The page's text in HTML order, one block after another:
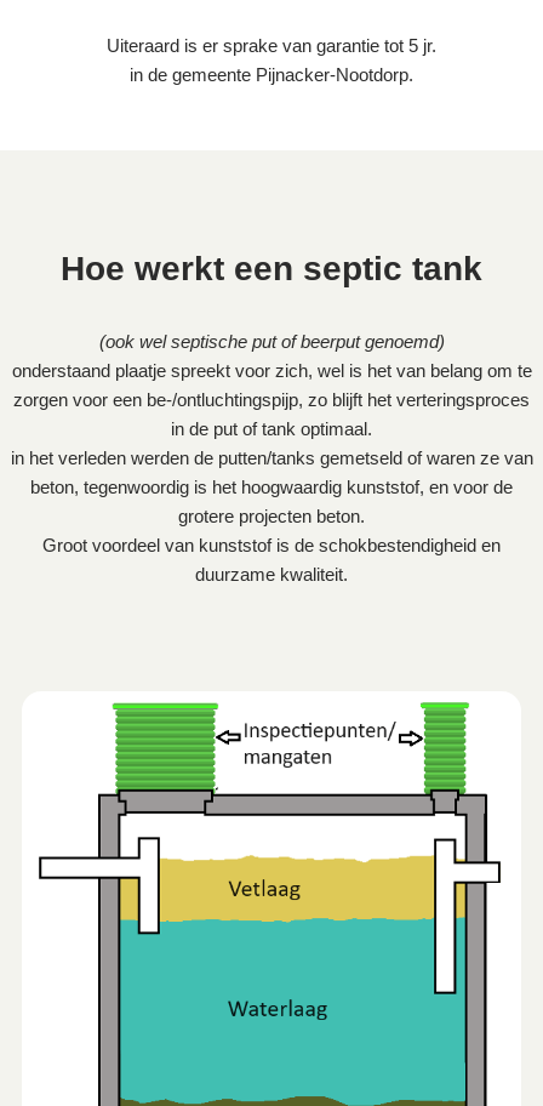
Uiteraard is er sprake van garantie tot 5 jr.
in de gemeente Pijnacker-Nootdorp.
Hoe werkt een septic tank
(ook wel septische put of beerput genoemd)
onderstaand plaatje spreekt voor zich, wel is het van belang om te
zorgen voor een be-/ontluchtingspijp, zo blijft het verteringsproces
in de put of tank optimaal.
in het verleden werden de putten/tanks gemetseld of waren ze van
beton, tegenwoordig is het hoogwaardig kunststof, en voor de
grotere projecten beton.
Groot voordeel van kunststof is de schokbestendigheid en
duurzame kwaliteit.